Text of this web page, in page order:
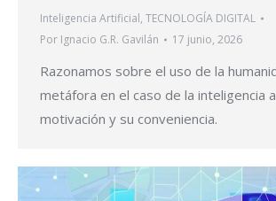
Inteligencia Artificial, TECNOLOGÍA DIGITAL
Por Ignacio G.R. Gavilán 17 junio, 2026
Razonamos sobre el uso de la
metáfora en el caso de la inteligencia
motivación y su conveniencia.